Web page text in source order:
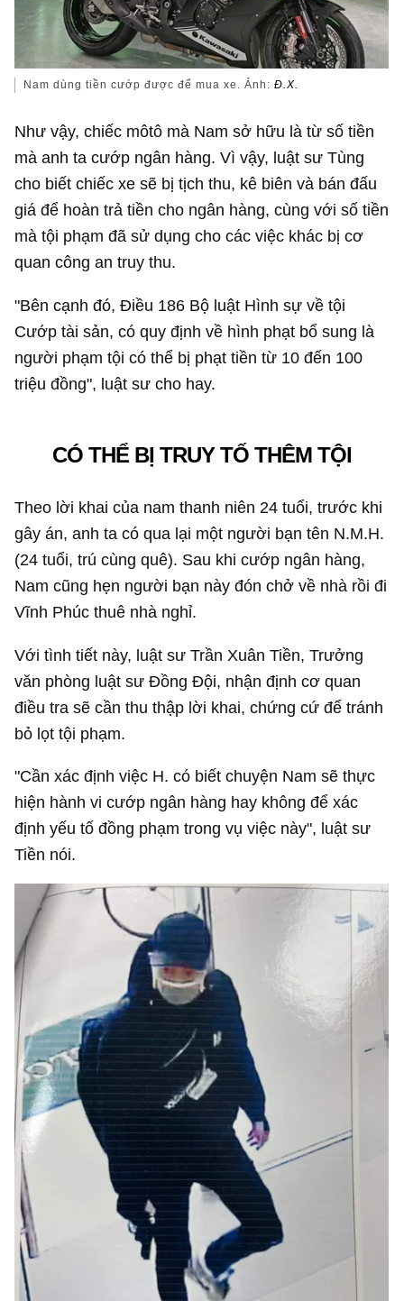
Nam dùng tiền cướp được để mua xe. Ảnh:Đ.X.
Như vậy, chiếc môtô mà Nam sở hữu là từ số tiền
mà anh ta cướp ngân hàng. Vì vậy, luật sư Tùng
cho biết chiếc xe sẽ bị tịch thu, kê biên và bán đấu
giá để hoàn trả tiền cho ngân hàng, cùng với số tiền
mà tội phạm đã sử dụng cho các việc khác bị cơ
quan công an truy thu.
"Bên cạnh đó, Điều 186 Bộ luật Hình sự về tội
Cướp tài sản, có quy định về hình phạt bổ sung là
người phạm tội có thể bị phạt tiền từ 10 đến 100
triệu đồng", luật sư cho hay.
CÓ THỂ BỊ TRUY TỐ THÊM TỘI
Theo lời khai của nam thanh niên 24 tuổi, trước khi
gây án, anh ta có qua lại một người bạn tên N.M.H.
(24 tuổi, trú cùng quê). Sau khi cướp ngân hàng,
Nam cũng hẹn người bạn này đón chở về nhà rồi đi
Vĩnh Phúc thuê nhà nghỉ.
Với tình tiết này, luật sư Trần Xuân Tiền, Trưởng
văn phòng luật sư Đồng Đội, nhận định cơ quan
điều tra sẽ cần thu thập lời khai, chứng cứ để tránh
bỏ lọt tội phạm.
"Cần xác định việc H. có biết chuyện Nam sẽ thực
hiện hành vi cướp ngân hàng hay không để xác
định yếu tố đồng phạm trong vụ việc này", luật sư
Tiền nói.